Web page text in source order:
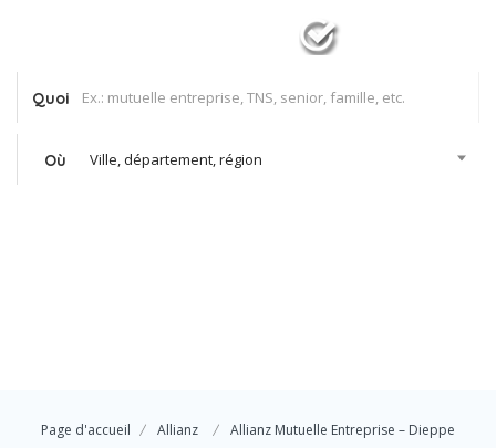
Quoi
Où Ville, département, région
Page d'accueil Allianz Allianz Mutuelle Entreprise – Dieppe